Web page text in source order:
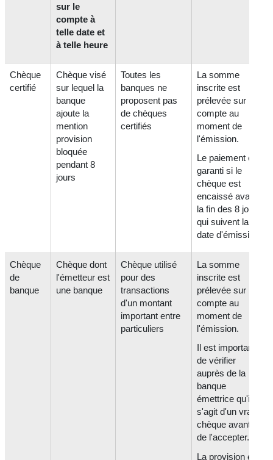
sur le
compte à
telle date et
à telle heure
Chèque
certifié
Chèque visé
sur lequel la
banque
ajoute la
mention
provision
bloquée
pendant 8
jours
Toutes les
banques ne
proposent pas
de chèques
certifiés
La somme
inscrite est
prélevée sur le
compte au
moment de
l'émission.
Le paiement est
garanti si le
chèque est
encaissé avant
la fin des 8 jours
qui suivent la
date d'émission.
Chèque
de
banque
Chèque dont
l'émetteur est
une banque
Chèque utilisé
pour des
transactions
d'un montant
important entre
particuliers
La somme
inscrite est
prélevée sur le
compte au
moment de
l'émission.
Il est important
de vérifier
auprès de la
banque
émettrice qu'il
s'agit d'un vrai
chèque avant
de l'accepter.
La provision est